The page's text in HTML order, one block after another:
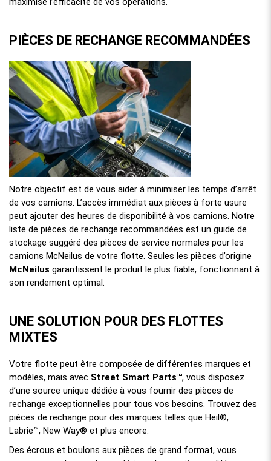
PIÈCES DE RECHANGE RECOMMANDÉES
Notre objectif est de vous aider à minimiser les temps d’arrêt
de vos camions. L’accès immédiat aux pièces à forte usure
peut ajouter des heures de disponibilité à vos camions. Notre
liste de pièces de rechange recommandées est un guide de
stockage suggéré des pièces de service normales pour les
camions McNeilus de votre flotte. Seules les pièces d’origine
McNeilus garantissent le produit le plus fiable, fonctionnant à
son rendement optimal.
UNE SOLUTION POUR DES FLOTTES
MIXTES
Votre flotte peut être composée de différentes marques et
modèles, mais avec Street Smart Parts™, vous disposez
d’une source unique dédiée à vous fournir des pièces de
rechange exceptionnelles pour tous vos besoins. Trouvez des
pièces de rechange pour des marques telles que Heil®,
Labrie™, New Way® et plus encore.
Des écrous et boulons aux pièces de grand format, vous